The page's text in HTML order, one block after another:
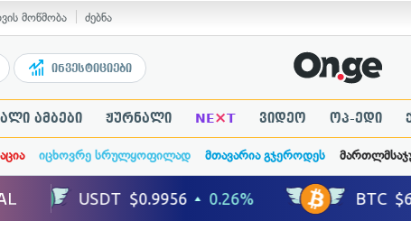
მოწმობა ძებნა
ინვესტიციები
ამბები ჟურნალი NE×T ვიდეო ოპ-ედი
იცხოვრე სრულყოფილად მთავარია გჯეროდეს